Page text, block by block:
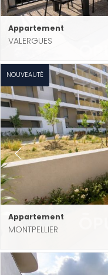
Appartement
VALERGUES
NOUVEAUTÉ
Appartement
MONTPELLIER